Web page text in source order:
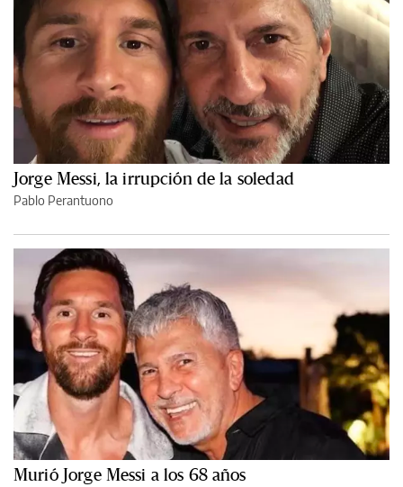
Jorge Messi, la irrupción de la soledad
Pablo Perantuono
Murió Jorge Messi a los 68 años